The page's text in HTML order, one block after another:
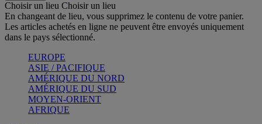
Choisir un lieu Choisir un lieu
En changeant de lieu, vous supprimez le contenu de votre panier.
Les articles achetés en ligne ne peuvent être envoyés uniquement
dans le pays sélectionné.
EUROPE
ASIE / PACIFIQUE
AMÉRIQUE DU NORD
AMÉRIQUE DU SUD
MOYEN-ORIENT
AFRIQUE